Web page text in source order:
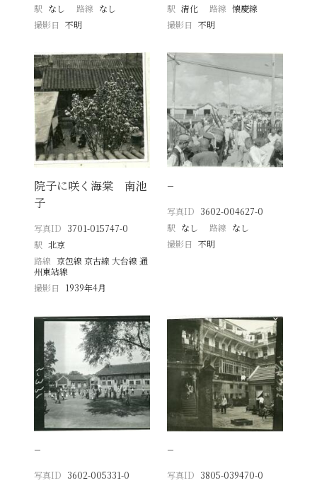
駅 なし 路線 なし
撮影日
不明
駅 清化 路線 懐慶線
撮影日 不明
院子に咲く海棠 南池
子
写真ID 3701-015747-0
駅 北京
路線 京包線 京古線 大台線 通
州東站線
撮影日
1939年4月
−
写真ID 3602-004627-0
駅 なし 路線 なし
撮影日 不明
−
写真ID 3602-005331-0
−
写真ID 3805-039470-0